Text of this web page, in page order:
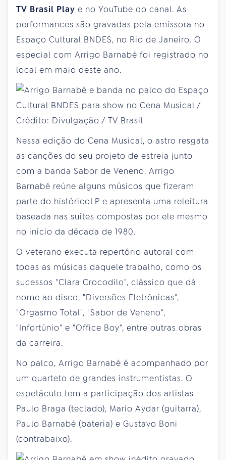
TV Brasil Play e no YouTube do canal. As
performances são gravadas pela emissora no
Espaço Cultural BNDES, no Rio de Janeiro. O
especial com Arrigo Barnabé foi registrado no
local em maio deste ano.
Nessa edição do Cena Musical, o astro resgata
as canções do seu projeto de estreia junto
com a banda Sabor de Veneno. Arrigo
Barnabé reúne alguns músicos que fizeram
parte do históricoLP e apresenta uma releitura
baseada nas suítes compostas por ele mesmo
no início da década de 1980.
O veterano executa repertório autoral com
todas as músicas daquele trabalho, como os
sucessos "Clara Crocodilo", clássico que dá
nome ao disco, "Diversões Eletrônicas",
"Orgasmo Total", "Sabor de Veneno",
"Infortúnio" e "Office Boy", entre outras obras
da carreira.
No palco, Arrigo Barnabé é acompanhado por
um quarteto de grandes instrumentistas. O
espetáculo tem a participação dos artistas
Paulo Braga (teclado), Mario Aydar (guitarra),
Paulo Barnabé (bateria) e Gustavo Boni
(contrabaixo).